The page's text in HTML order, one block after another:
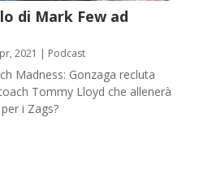
di Mark Few ad
2021 | Podcast
Madness: Gonzaga recluta
Tommy Lloyd che allenerà
i Zags?